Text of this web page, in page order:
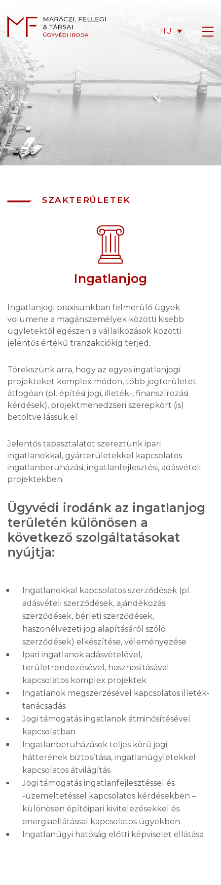
HU
SZAKTERÜLETEK
Ingatlanjog
Ingatlanjogi praxisunkban felmerülő ügyek
volumene a magánszemélyek közötti kisebb
ügyletektől egészen a vállalkozások közötti
jelentős értékű tranzakciókig terjed.
Törekszünk arra, hogy az egyes ingatlanjogi
projekteket komplex módon, több jogterületet
átfogóan (pl. építési jogi, illeték-, finanszírozási
kérdések), projektmenedzseri szerepkört (is)
betöltve lássuk el.
Jelentős tapasztalatot szereztünk ipari
ingatlanokkal, gyárterületekkel kapcsolatos
ingatlanberuházási, ingatlanfejlesztési, adásvételi
projektekben.
Ügyvédi irodánk az ingatlanjog
területén különösen a
következő szolgáltatásokat
nyújtja:
Ingatlanokkal kapcsolatos szerződések (pl.
adásvételi szerződések, ajándékozási
szerződések, bérleti szerződések,
haszonélvezeti jog alapításáról szóló
szerződések) elkészítése, véleményezése
Ipari ingatlanok adásvételével,
területrendezésével, hasznosításával
kapcsolatos komplex projektek
Ingatlanok megszerzésével kapcsolatos illeték-
tanácsadás
Jogi támogatás ingatlanok átminősítésével
kapcsolatban
Ingatlanberuházások teljes körű jogi
hátterének biztosítása, ingatlanügyletekkel
kapcsolatos átvilágítás
Jogi támogatás ingatlanfejlesztéssel és
-üzemeltetéssel kapcsolatos kérdésekben –
különösen építőipari kivitelezésekkel és
energiaellátással kapcsolatos ügyekben
Ingatlanügyi hatóság előtti képviselet ellátása